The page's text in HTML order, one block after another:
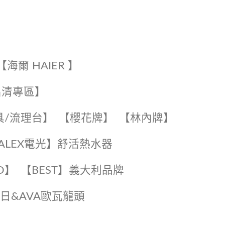
爾 HAIER 】
專區】
/流理台】 【櫻花牌】 【林內牌】
ALEX電光】舒活熱水器️️
️【BEST】️義大利品牌
&AVA歐瓦龍頭